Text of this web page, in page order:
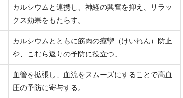
カルシウムと連携し、神経の興奮を抑え、リラッ
クス効果をもたらす。
カルシウムとともに筋肉の痙攣（けいれん）防止
や、こむら返りの予防に役立つ。
血管を拡張し、血流をスムーズにすることで高血
圧の予防に寄与する。